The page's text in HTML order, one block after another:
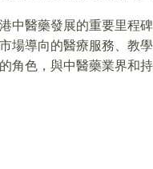
中醫藥發展的重要里程
場導向的醫療服務、教
角色，與中醫藥業界和